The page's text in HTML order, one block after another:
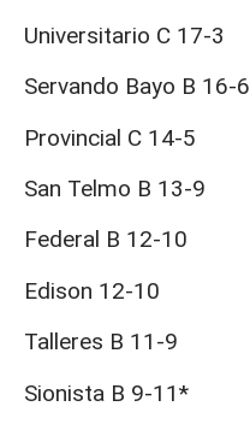
Universitario C 17-3
Servando Bayo B 16-6
Provincial C 14-5
San Telmo B 13-9
Federal B 12-10
Edison 12-10
Talleres B 11-9
Sionista B 9-11*